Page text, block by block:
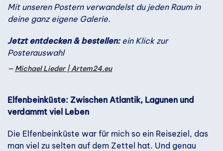
Mit unseren Postern verwandelst du jeden Raum in
deine ganz eigene Galerie.
Jetzt entdecken & bestellen: ein Klick zur
Posterauswahl
Michael Lieder | Artem24.eu
Elfenbeinküste: Zwischen Atlantik, Lagunen und
verdammt viel Leben
Die Elfenbeinküste war für mich so ein Reiseziel, das
man viel zu selten auf dem Zettel hat. Und genau